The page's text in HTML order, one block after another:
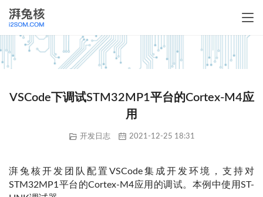
VSCode下调试STM32MP1平台的Cortex-M4应
用
开发日志 2021-12-25 18:31
湃兔核开发团队配置VSCode集成开发环境，支持对
STM32MP1平台的Cortex-M4应用的调试。本例中使用ST-